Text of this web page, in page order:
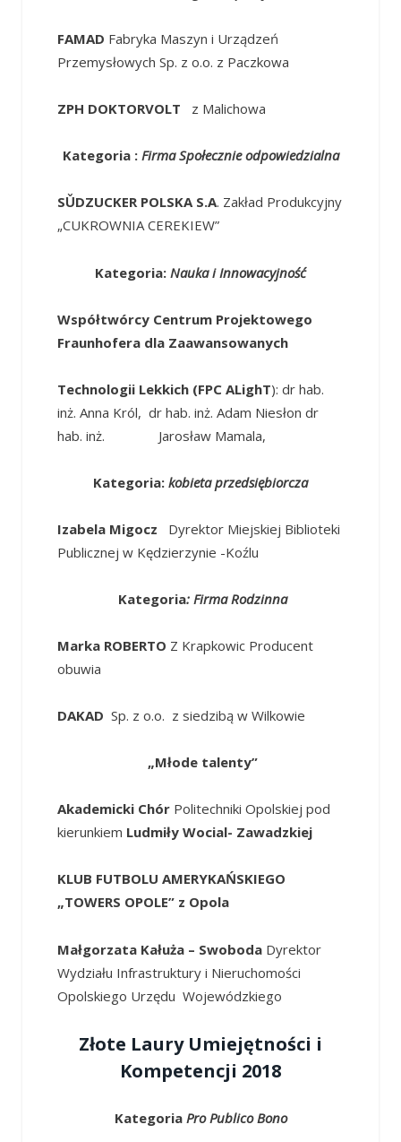
FAMAD Fabryka Maszyn i Urządzeń
Przemysłowych Sp. z o.o. z Paczkowa
ZPH DOKTORVOLT z Malichowa
Kategoria : Firma Społecznie odpowiedzialna
SǓDZUCKER POLSKA S.A. Zakład Produkcyjny
„CUKROWNIA CEREKIEW”
Kategoria: Nauka i Innowacyjność
Współtwórcy Centrum Projektowego
Fraunhofera dla Zaawansowanych
Technologii Lekkich (FPC ALighT): dr hab.
inż. Anna Król, dr hab. inż. Adam Niesłon dr
hab. inż. Jarosław Mamala,
Kategoria: kobieta przedsiębiorcza
Izabela Migocz Dyrektor Miejskiej Biblioteki
Publicznej w Kędzierzynie -Koźlu
Kategoria: Firma Rodzinna
Marka ROBERTO Z Krapkowic Producent
obuwia
DAKAD Sp. z o.o. z siedzibą w Wilkowie
„Młode talenty”
Akademicki ChórPolitechniki Opolskiej pod
kierunkiem Ludmiły Wocial- Zawadzkiej
KLUB FUTBOLU AMERYKAŃSKIEGO
„TOWERS OPOLE” z Opola
Małgorzata Kałuża – SwobodaDyrektor
Wydziału Infrastruktury i Nieruchomości
Opolskiego Urzędu Wojewódzkiego
Złote Laury Umiejętności i
Kompetencji 2018
Kategoria Pro Publico Bono